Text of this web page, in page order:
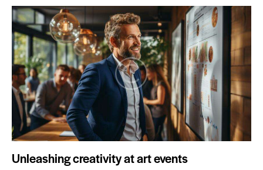
Unleashing creativity at art events